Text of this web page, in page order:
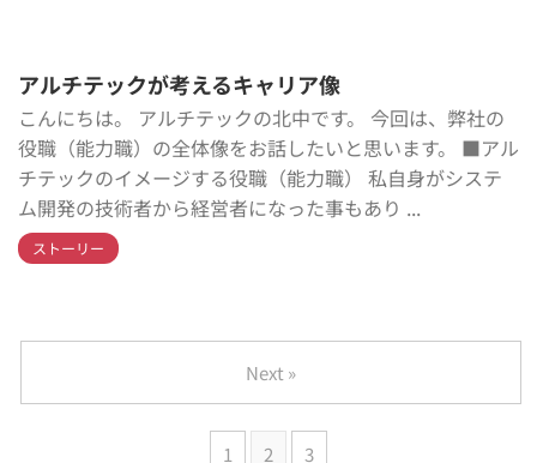
アルチテックが考えるキャリア像
こんにちは。 アルチテックの北中です。 今回は、弊社の
役職（能力職）の全体像をお話したいと思います。 ■アル
チテックのイメージする役職（能力職） 私自身がシステ
ム開発の技術者から経営者になった事もあり ...
ストーリー
1 2 3
Next »